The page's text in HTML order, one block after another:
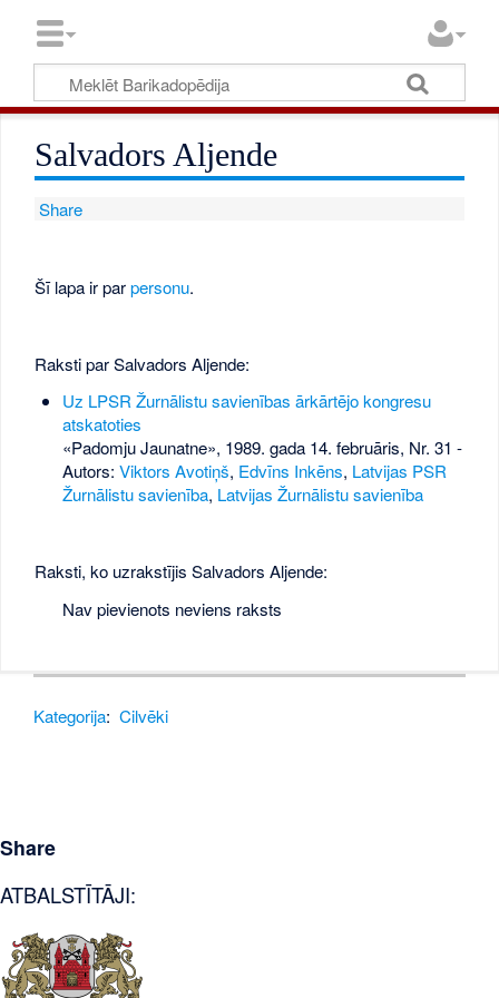
Salvadors Aljende
Share
Šī lapa ir parpersonu.
Raksti par Salvadors Aljende:
Uz LPSR Žurnālistu savienības ārkārtējo kongresu
atskatoties
«Padomju Jaunatne», 1989. gada 14. februāris, Nr. 31 -
Autors: Viktors Avotiņš, Edvīns Inkēns, Latvijas PSR
Žurnālistu savienība, Latvijas Žurnālistu savienība
Raksti, ko uzrakstījis Salvadors Aljende:
Nav pievienots neviens raksts
Kategorija: Cilvēki
Share
ATBALSTĪTĀJI: